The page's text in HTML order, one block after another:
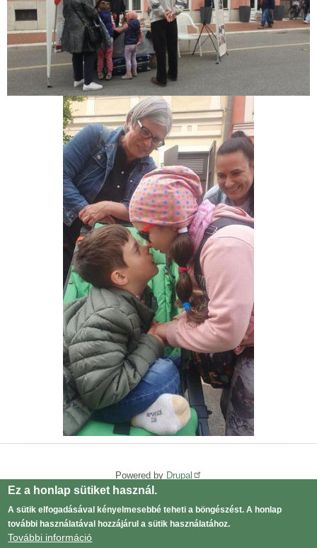
Powered by Drupal
Lábléc
menü
Adatvédelmi tájékoztató
User
menu
Log in
Ez a honlap sütiket használ.
A sütik elfogadásával kényelmesebbé teheti a böngészést. A honlap
további használatával hozzájárul a sütik használatához.
További információ